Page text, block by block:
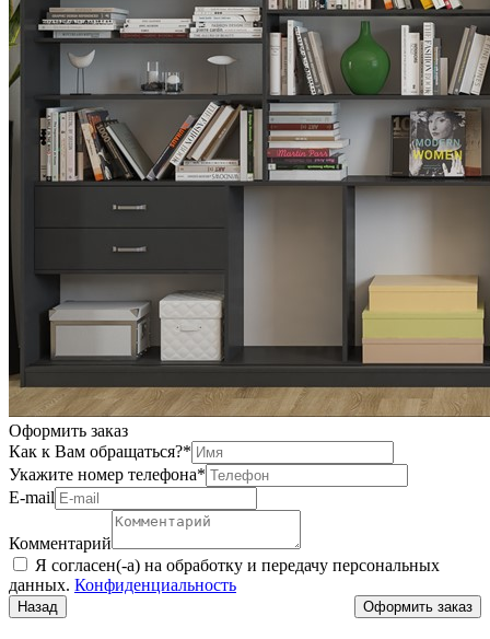
Оформить заказ
Как к Вам обращаться?*
Укажите номер телефона*
Е-mail
Комментарий
Я согласен(-а) на обработку и передачу персональных
данных. Конфиденциальность
Назад